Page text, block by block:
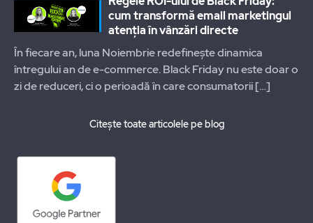
cum transformă email marketingul
atenția în vânzări directe
În fiecare an, luna Noiembrie redefinește dinamica
întregului an de e-commerce. Black Friday nu este doar o
zi de reduceri, ci o perioadă în care consumatorii[…]
Citește toate articolele pe blog